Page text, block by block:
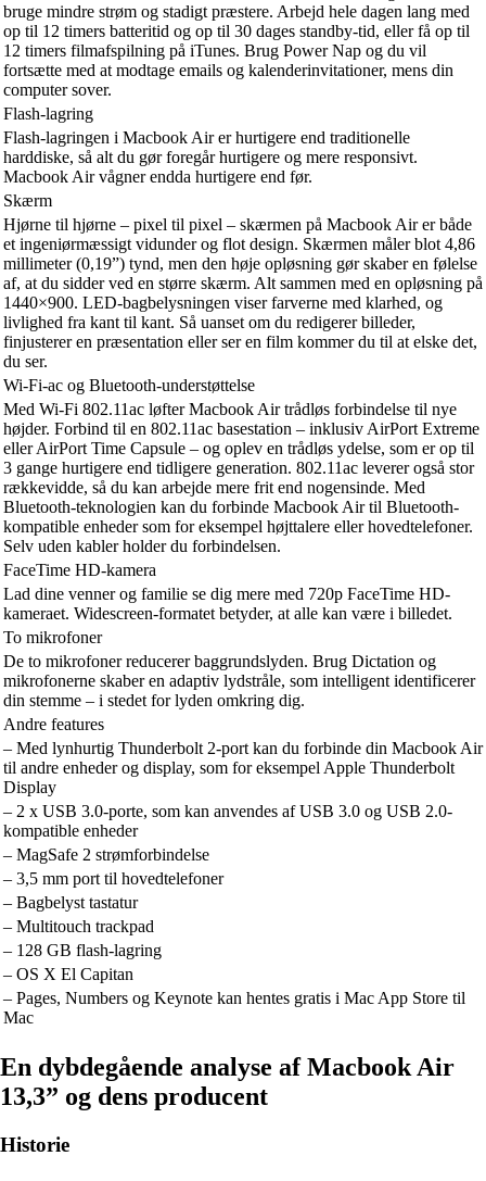
bruge mindre strøm og stadigt præstere. Arbejd hele dagen lang med
op til 12 timers batteritid og op til 30 dages standby-tid, eller få op til
12 timers filmafspilning på iTunes. Brug Power Nap og du vil
fortsætte med at modtage emails og kalenderinvitationer, mens din
computer sover.
Flash-lagring
Flash-lagringen i Macbook Air er hurtigere end traditionelle
harddiske, så alt du gør foregår hurtigere og mere responsivt.
Macbook Air vågner endda hurtigere end før.
Skærm
Hjørne til hjørne – pixel til pixel – skærmen på Macbook Air er både
et ingeniørmæssigt vidunder og flot design. Skærmen måler blot 4,86
millimeter (0,19”) tynd, men den høje opløsning gør skaber en følelse
af, at du sidder ved en større skærm. Alt sammen med en opløsning på
1440×900. LED-bagbelysningen viser farverne med klarhed, og
livlighed fra kant til kant. Så uanset om du redigerer billeder,
finjusterer en præsentation eller ser en film kommer du til at elske det,
du ser.
Wi-Fi-ac og Bluetooth-understøttelse
Med Wi-Fi 802.11ac løfter Macbook Air trådløs forbindelse til nye
højder. Forbind til en 802.11ac basestation – inklusiv AirPort Extreme
eller AirPort Time Capsule – og oplev en trådløs ydelse, som er op til
3 gange hurtigere end tidligere generation. 802.11ac leverer også stor
rækkevidde, så du kan arbejde mere frit end nogensinde. Med
Bluetooth-teknologien kan du forbinde Macbook Air til Bluetooth-
kompatible enheder som for eksempel højttalere eller hovedtelefoner.
Selv uden kabler holder du forbindelsen.
FaceTime HD-kamera
Lad dine venner og familie se dig mere med 720p FaceTime HD-
kameraet. Widescreen-formatet betyder, at alle kan være i billedet.
To mikrofoner
De to mikrofoner reducerer baggrundslyden. Brug Dictation og
mikrofonerne skaber en adaptiv lydstråle, som intelligent identificerer
din stemme – i stedet for lyden omkring dig.
Andre features
– Med lynhurtig Thunderbolt 2-port kan du forbinde din Macbook Air
til andre enheder og display, som for eksempel Apple Thunderbolt
Display
– 2 x USB 3.0-porte, som kan anvendes af USB 3.0 og USB 2.0-
kompatible enheder
– MagSafe 2 strømforbindelse
– 3,5 mm port til hovedtelefoner
– Bagbelyst tastatur
– Multitouch trackpad
– 128 GB flash-lagring
– OS X El Capitan
– Pages, Numbers og Keynote kan hentes gratis i Mac App Store til
Mac
En dybdegående analyse af Macbook Air
13,3” og dens producent
Historie